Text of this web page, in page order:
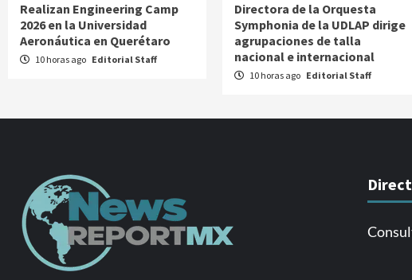
Realizan Engineering Camp
2026 en la Universidad
Aeronáutica en Querétaro
10 horas ago Editorial Staff
Directora de la Orquesta
Symphonia de la UDLAP dirige
agrupaciones de talla
nacional e internacional
10 horas ago Editorial Staff